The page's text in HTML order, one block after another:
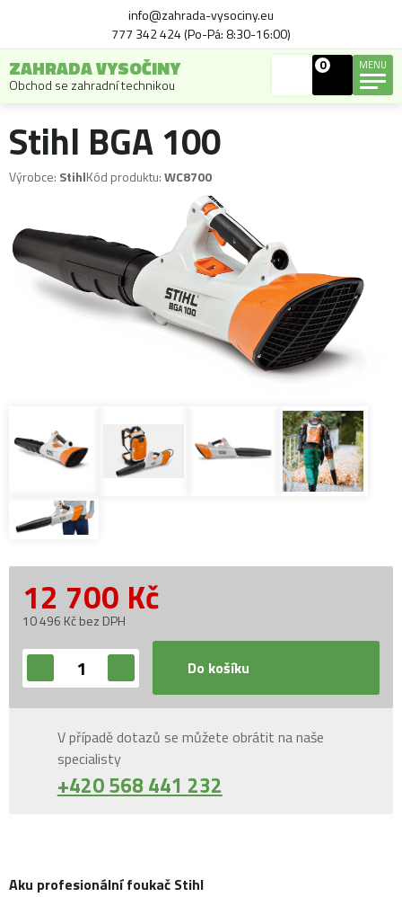
info@zahrada-vysociny.eu
777 342 424 (Po-Pá: 8:30-16:00)
ZAHRADA VYSOČINY
Obchod se zahradní technikou
0 MENU
Stihl BGA 100
Výrobce: StihlKód produktu:WC8700
12 700 Kč
10 496 Kč bez DPH
Do košíku
V případě dotazů se můžete obrátit na naše
specialisty
+420 568 441 232
Aku profesionální foukač Stihl